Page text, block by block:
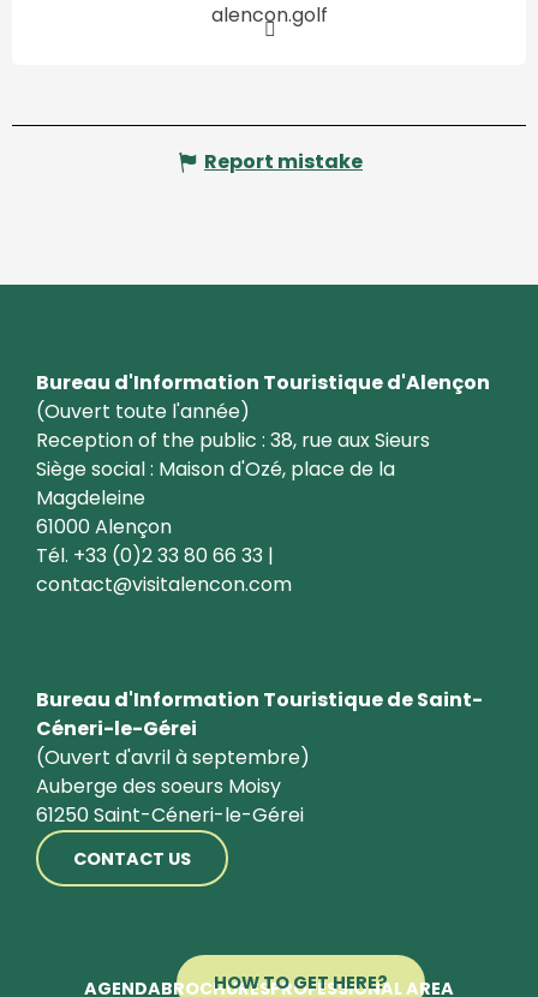
alencon.golf
Report mistake
Bureau d'Information Touristique d'Alençon
(Ouvert toute l'année)
Reception of the public : 38, rue aux Sieurs
Siège social : Maison d'Ozé, place de la
Magdeleine
61000 Alençon
Tél. +33 (0)2 33 80 66 33 |
contact@visitalencon.com
Bureau d'Information Touristique de Saint-
Céneri-le-Gérei
(Ouvert d'avril à septembre)
Auberge des soeurs Moisy
61250 Saint-Céneri-le-Gérei
CONTACT US
HOW TO GET HERE?
AGENDABROCHURESPROFESSIONAL AREA